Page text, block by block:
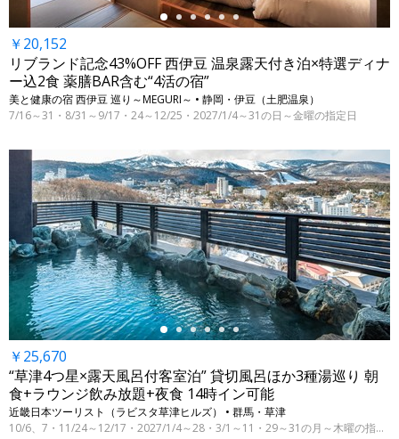
￥20,152
リブランド記念43%OFF 西伊豆 温泉露天付き泊×特選ディナ
ー込2食 薬膳BAR含む“4活の宿”
美と健康の宿 西伊豆 巡り～MEGURI～ • 静岡・伊豆（土肥温泉）
7/16～31・8/31～9/17・24～12/25・2027/1/4～31の日～金曜の指定日
←
￥25,670
“草津4つ星×露天風呂付客室泊” 貸切風呂ほか3種湯巡り 朝
食+ラウンジ飲み放題+夜食 14時イン可能
近畿日本ツーリスト（ラビスタ草津ヒルズ） • 群馬・草津
10/6、7・11/24～12/17・2027/1/4～28・3/1～11・29～31の月～木曜の指定日